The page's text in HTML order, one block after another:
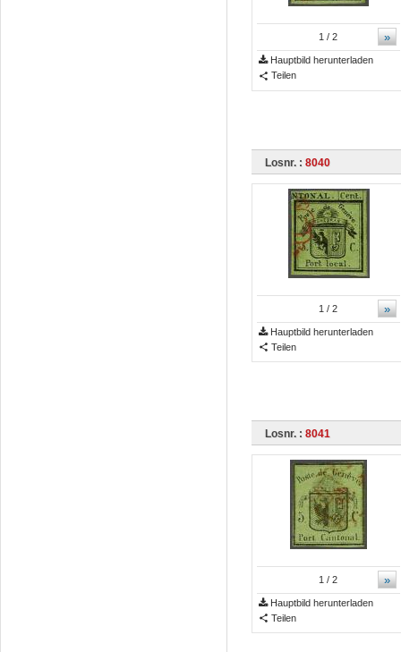
»
1 / 2
Hauptbild herunterladen
Teilen
Losnr. : 8040
»
1 / 2
Hauptbild herunterladen
Teilen
Losnr. : 8041
»
1 / 2
Hauptbild herunterladen
Teilen